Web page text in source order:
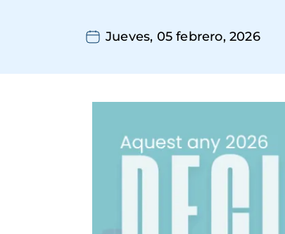
Jueves, 05 febrero, 2026